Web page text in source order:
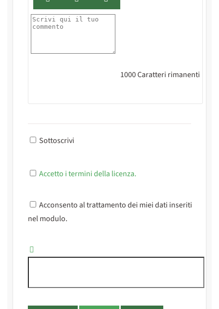
1000Caratteri rimanenti
Sottoscrivi
Accetto i termini della licenza.
Acconsento al trattamento dei miei dati inseriti
nel modulo.